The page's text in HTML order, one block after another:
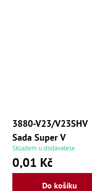
3880-V23/V23SHV
Sada Super V
Skladem u dodavatele
0,01 Kč
Do košíku